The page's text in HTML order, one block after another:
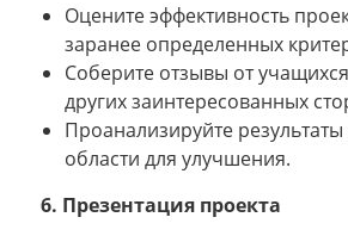
Оцените эффективность
заранее определенных
Соберите отзывы от
других заинтересованных
Проанализируйте
области для улучшения.
6. Презентация проекта